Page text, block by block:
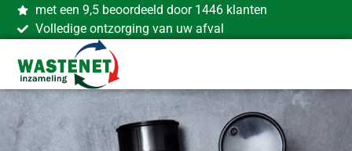
met een 9,5 beoordeeld door 1446 klanten
Volledige ontzorging van uw afval